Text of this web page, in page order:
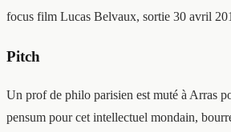
focus film Lucas Belvaux, sortie 30 avril
Pitch
Un prof de philo parisien est muté à Arras
pensum pour cet intellectuel mondain,